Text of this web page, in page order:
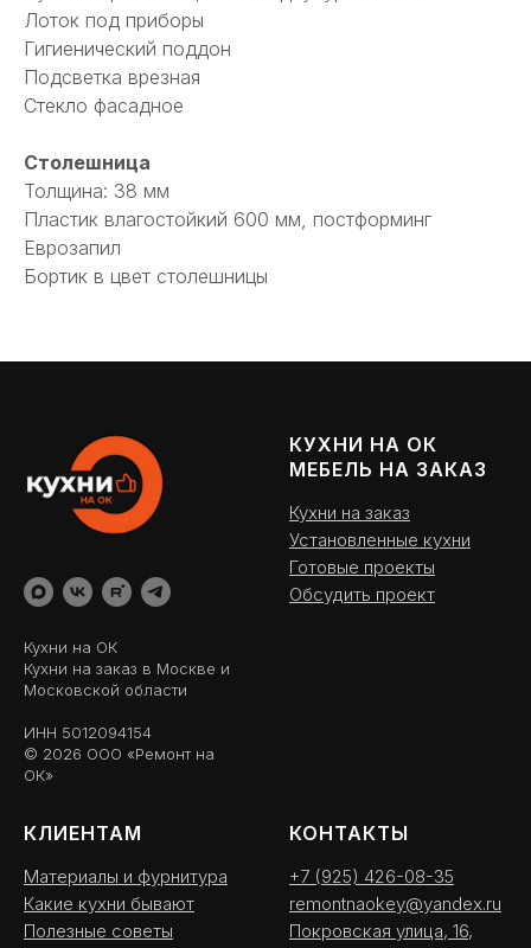
Лоток под приборы
Гигиенический поддон
Подсветка врезная
Стекло фасадное
Столешница
Толщина: 38 мм
Пластик влагостойкий 600 мм, постформинг
Еврозапил
Бортик в цвет столешницы
Кухни на ОК
Кухни на заказ в Москве и
Московской области
ИНН 5012094154
© 2026 ООО «Ремонт на
ОК»
КУХНИ НА ОК
МЕБЕЛЬ НА ЗАКАЗ
Кухни на заказ
Установленные кухни
Готовые проекты
Обсудить проект
КЛИЕНТАМ
Материалы и фурнитура
Какие кухни бывают
Полезные советы
КОНТАКТЫ
+7 (925) 426-08-35
remontnaokey@yandex.ru
Покровская улица, 16,